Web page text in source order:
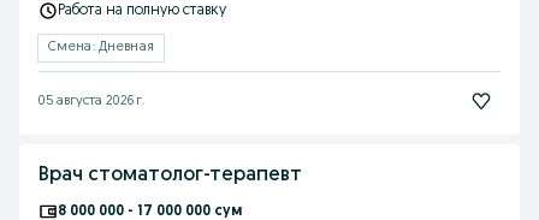
Работа на полную ставку
Смена: Дневная
05 августа 2026 г.
Врач стоматолог-терапевт
8 000 000 - 17 000 000 сум